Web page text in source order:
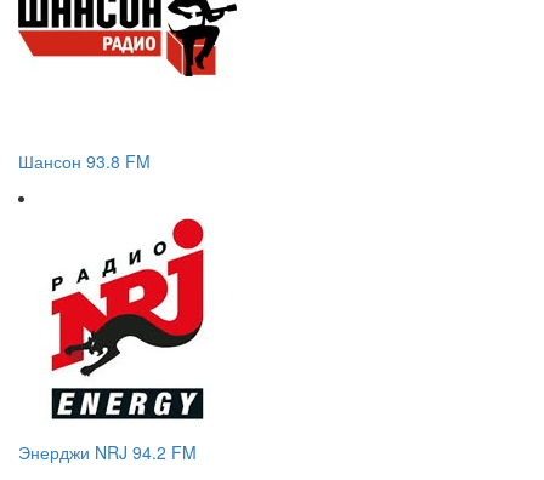
Шансон 93.8 FM
Энерджи NRJ 94.2 FM